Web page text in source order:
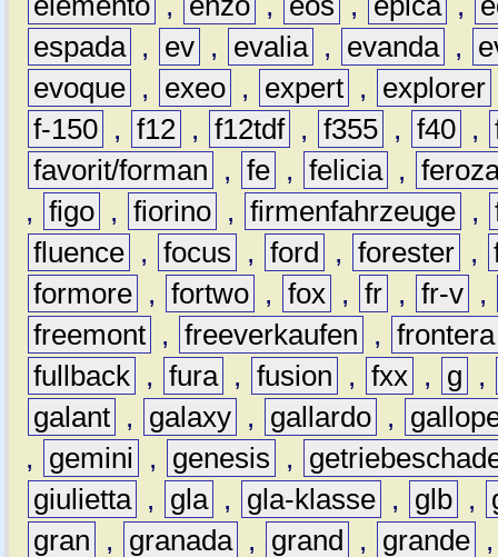
espada , ev , evalia , evanda ,
evoque , exeo , expert , explorer
f-150 , f12 , f12tdf , f355 , f40 ,
favorit/forman
, fe , felicia ,
, figo , fiorino , firmenfahrzeuge ,
fluence , focus , ford , forester ,
formore , fortwo , fox , fr , fr-v ,
freemont , freeverkaufen , frontera
fullback , fura , fusion , fxx , g
,
galant , galaxy , gallardo ,
,
gemini , genesis ,
giulietta , gla , gla-klasse , glb ,
gran
, granada , grand , grande